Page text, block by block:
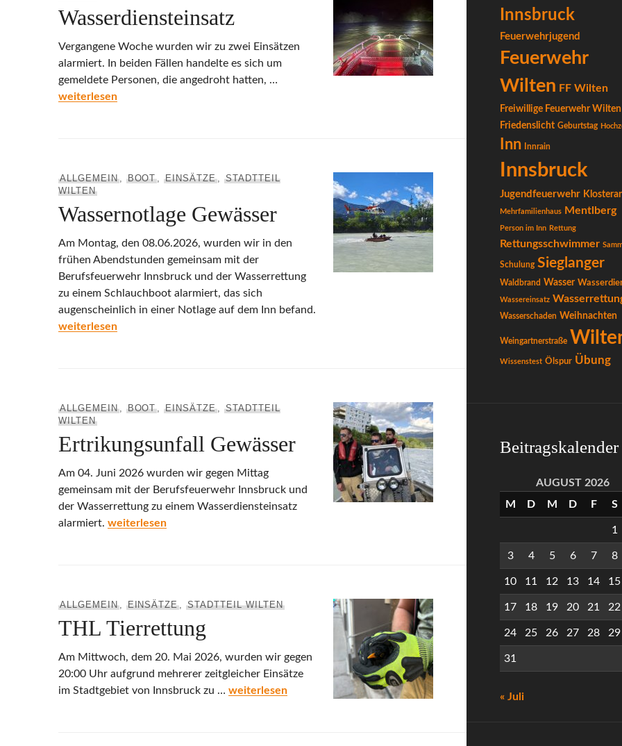
Wasserdiensteinsatz
Vergangene Woche wurden wir zu zwei Einsätzen
alarmiert. In beiden Fällen handelte es sich um
gemeldete Personen, die angedroht hatten, …
Wasserdiensteinsatz
weiterlesen
ALLGEMEIN, BOOT,EINSÄTZE, STADTTEIL
WILTEN
Wassernotlage Gewässer
Am Montag, den 08.06.2026, wurden wir in den
frühen Abendstunden gemeinsam mit der
Berufsfeuerwehr Innsbruck und der Wasserrettung
zu einem Schlauchboot alarmiert, das sich
augenscheinlich in einer Notlage auf dem Inn befand.
Wassernotlage Gewässer
weiterlesen
ALLGEMEIN, BOOT,EINSÄTZE, STADTTEIL
WILTEN
Ertrikungsunfall Gewässer
Am 04. Juni 2026 wurden wir gegen Mittag
gemeinsam mit der Berufsfeuerwehr Innsbruck und
der Wasserrettung zu einem Wasserdiensteinsatz
alarmiert. Ertrikungsunfall Gewässer
weiterlesen
ALLGEMEIN, EINSÄTZE,STADTTEIL WILTEN
THL Tierrettung
Am Mittwoch, dem 20. Mai 2026, wurden wir gegen
20:00 Uhr aufgrund mehrerer zeitgleicher Einsätze
im Stadtgebiet von Innsbruck zu … THL Tierrettung
weiterlesen
Innsbruck
Feuerwehrjugend
Feuerwehr
Wilten FF Wilten
Freiwillige Feuerwehr Wilten
Friedenslicht Geburtstag
Inn Innrain
Innsbruck
Jugendfeuerwehr
Mehrfamilienhaus Mentlberg
Person im Inn Rettung
Rettungsschwimmer
Schulung Sieglanger
Waldbrand Wasser
Wassereinsatz
Wasserschaden Weihnachten
Weingartnerstraße
Wissenstest Ölspur Übung
Beitragskalender
AUGUST 2026
M
D M D F S
1
3 4 5 6 7 8
10 11 12 13 14 15
17 18 19 20 21 22
24 25 26 27 28 29
31
« Juli